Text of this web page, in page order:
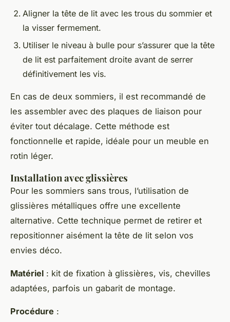
Aligner la tête de lit avec les trous du sommier et
la visser fermement.
Utiliser le niveau à bulle pour s’assurer que la tête
de lit est parfaitement droite avant de serrer
définitivement les vis.
En cas de deux sommiers, il est recommandé de
les assembler avec des plaques de liaison pour
éviter tout décalage. Cette méthode est
fonctionnelle et rapide, idéale pour un meuble en
rotin léger.
Installation avec glissières
Pour les sommiers sans trous, l’utilisation de
glissières métalliques offre une excellente
alternative. Cette technique permet de retirer et
repositionner aisément la tête de lit selon vos
envies déco.
Matériel : kit de fixation à glissières, vis, chevilles
adaptées, parfois un gabarit de montage.
Procédure :